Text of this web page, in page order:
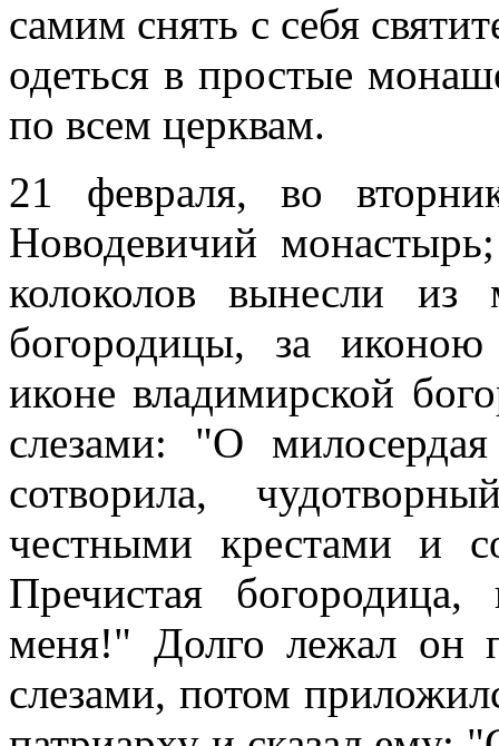
самим снять с себя
одеться в простые
по всем церквам.
21 февраля, во
Новодевичий
колоколов вынесли из
богородицы, за
иконе владимирской
слезами: "О
сотворила,
честными крестами и
Пречистая
меня!" Долго лежал он
слезами, потом